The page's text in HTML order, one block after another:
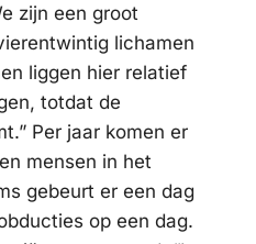
zijn een groot
lichamen
liggen hier relatief
totdat de
Per jaar komen er
mensen in het
gebeurt er een dag
op een dag.